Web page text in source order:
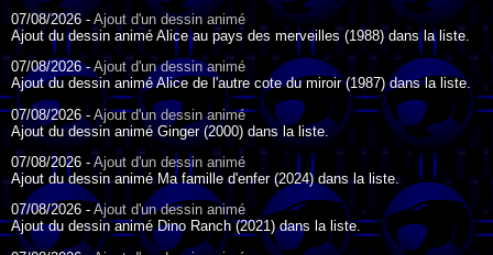
07/08/2026 - Ajout d'un dessin animé
Ajout du dessin animé Alice au pays des merveilles (1988) dans la liste.
07/08/2026 -Ajout d'un dessin animé
Ajout du dessin animé Alice de l'autre cote du miroir (1987) dans la liste.
07/08/2026 - Ajout d'un dessin animé
Ajout du dessin animé Ginger (2000) dans la liste.
07/08/2026 - Ajout d'un dessin animé
Ajout du dessin animé Ma famille d'enfer (2024) dans la liste.
07/08/2026 - Ajout d'un dessin animé
Ajout du dessin animé Dino Ranch (2021) dans la liste.